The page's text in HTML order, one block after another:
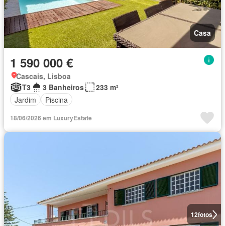
Casa
1 590 000 €
Cascais, Lisboa
T3
3 Banheiros
233 m²
Jardim
Piscina
18/06/2026 em LuxuryEstate
12fotos